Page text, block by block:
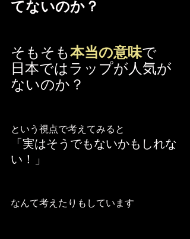
てないのか？
そもそも本当の意味で
日本ではラップが人気が
ないのか？
という視点で考えてみると
「実はそうでもないかもしれな
い！」
なんて考えたりもしています